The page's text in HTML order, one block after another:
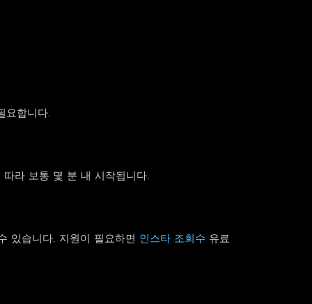
요합니다.
라 보통 몇 분 내 시작됩니다.
있습니다. 지원이 필요하면 인스타 조회수 유료